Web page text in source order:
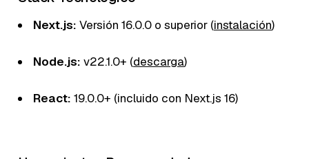
Next.js: Versión 16.0.0 o superior (instalación)
Node.js: v22.1.0+ (descarga)
React: 19.0.0+ (incluido con Next.js 16)